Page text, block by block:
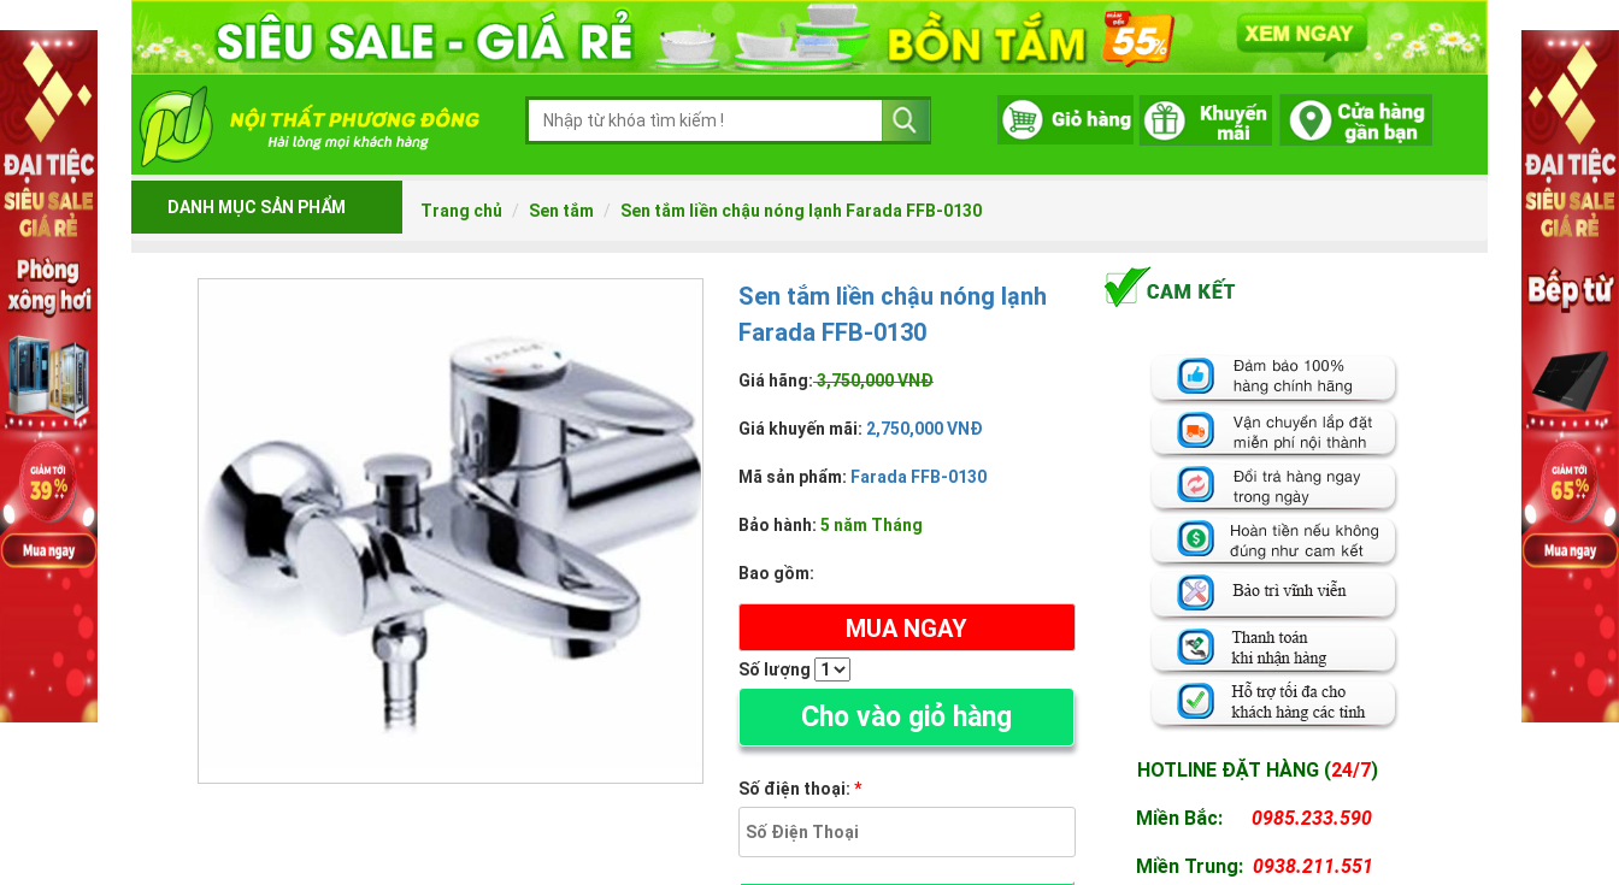
DANH MỤC SẢN PHẨM Trang chủ Sen tắm Sen tắm liền chậu nóng lạnh Farada FFB-0130
Sen tắm liền chậu nóng lạnh
Farada FFB-0130
Giá hãng:3,750,000 VNĐ
Giá khuyến mãi: 2,750,000 VNĐ
Mã sản phẩm: Farada FFB-0130
Bảo hành: 5 năm Tháng
Bao gồm:
MUA NGAY
Số lượng
Cho vào giỏ hàng
Số điện thoại: *
HOTLINE ĐẶT HÀNG (24/7)
Miền Bắc: 0985.233.590
MiềnTrung: 0938.211.551